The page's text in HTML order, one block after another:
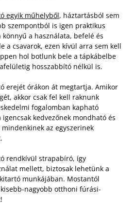
egyik műhelyből, háztartásból sem
szempontból is igen praktikus
könnyű a használata, befelé és
a csavarok, ezen kívül arra sem kell
hol botlunk bele a tápkábelbe
hosszabbító nélkül is.
erejét órákon át megtartja. Amikor
akkor csak fel kell raknunk
fogalomban kapható
kedvezőnek mondható és
az egyszerinek
rendkívül strapabíró, így
mellett, biztosak lehetünk a
munkájában. Mostantól
nagyobb otthoni fúrási-